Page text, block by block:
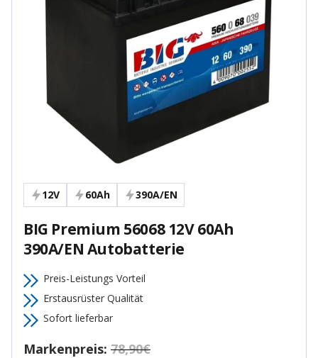
12V 60Ah 390A/EN
BIG Premium 56068 12V 60Ah
390A/EN Autobatterie
Preis-Leistungs Vorteil
Erstausrüster Qualität
Sofort lieferbar
Markenpreis: 78,90€